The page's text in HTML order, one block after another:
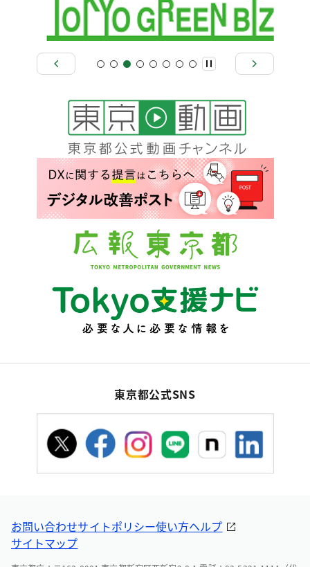
東京都公式SNS
お問い合わせサイトポリシー使い方ヘルプ
サイトマップ